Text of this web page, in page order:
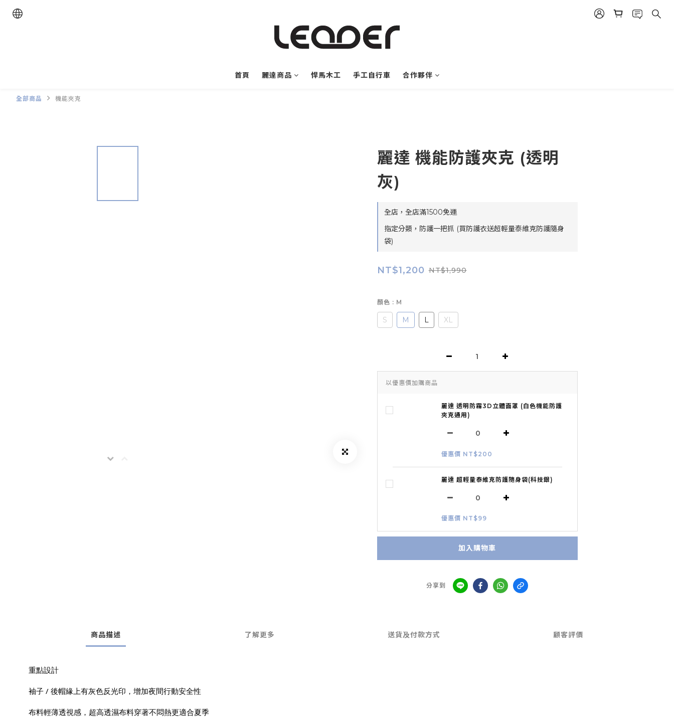
首頁 麗達商品 悍馬木工 手工自行車 合作夥伴
全部商品 機能夾克
麗達 機能防護夾克 (透明
灰)
全店，全店滿1500免運
指定分類，防護一把抓 (買防護衣送超輕量泰維克防護隨身
袋)
NT$1,200 NT$1,990
顏色 : M
S M L XL
以優惠價加購商品
麗達 透明防霧3D立體面罩 (白色機能防護
夾克通用)
優惠價 NT$200
麗達 超輕量泰維克防護隨身袋(科技銀)
優惠價 NT$99
加入購物車
分享到
商品描述 了解更多 送貨及付款方式 顧客評價
重點設計
袖子 / 後帽緣上有灰色反光印，增加夜間行動安全性
布料輕薄透視感，超高透濕布料穿著不悶熱更適合夏季